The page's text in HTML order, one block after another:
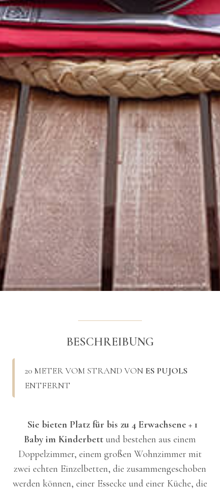
BESCHREIBUNG
20 METER VOM STRAND VON ES PUJOLS
ENTFERNT
Sie bieten Platz für bis zu 4 Erwachsene + 1
Baby im Kinderbett und bestehen aus einem
Doppelzimmer, einem großen Wohnzimmer mit
zwei echten Einzelbetten, die zusammengeschoben
werden können, einer Essecke und einer Küche, die